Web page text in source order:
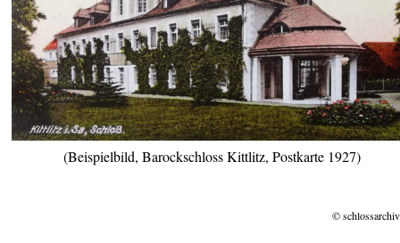
(Beispielbild, Barockschloss Kittlitz, Postkarte 1927)
©